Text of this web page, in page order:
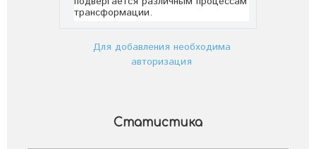
Для добавления необходима
авторизация
Статистика